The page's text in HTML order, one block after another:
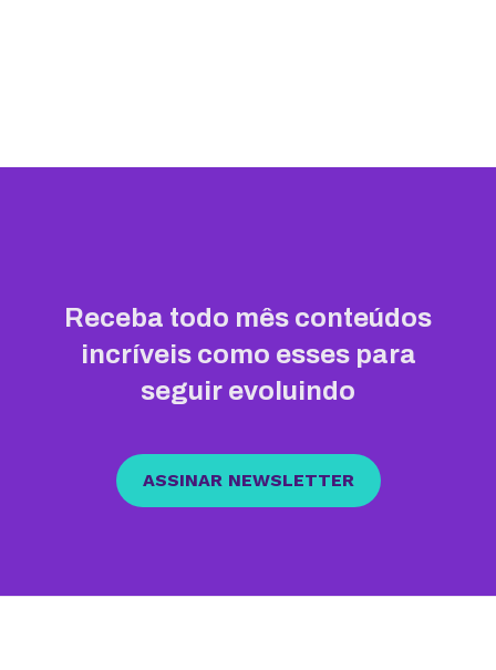
Receba todo mês conteúdos
incríveis como esses para
seguir evoluindo
ASSINAR NEWSLETTER